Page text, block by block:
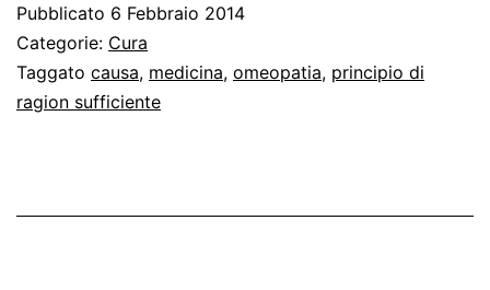
psicanalisi
Pubblicato 6 Febbraio 2014
Categorie: Cura
Taggato causa, medicina, omeopatia, principio di
ragion sufficiente